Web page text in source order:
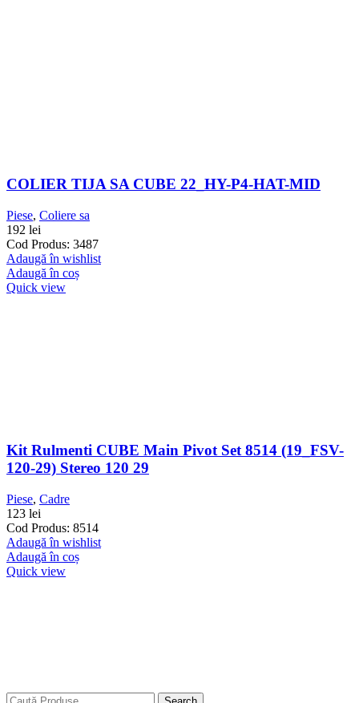
COLIER TIJA SA CUBE 22_HY-P4-HAT-MID
Piese, Coliere sa
192 lei
Cod Produs: 3487
Adaugă în wishlist
Adaugă în coș
Quick view
Kit Rulmenti CUBE Main Pivot Set 8514 (19_FSV-
120-29) Stereo 120 29
Piese, Cadre
123 lei
Cod Produs: 8514
Adaugă în wishlist
Adaugă în coș
Quick view